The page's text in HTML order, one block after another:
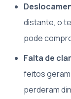
distante, o
pode
Falta de
feitos geram
perderam